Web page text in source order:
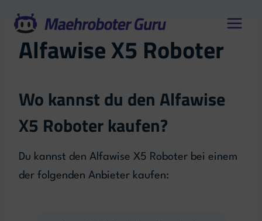
Inhalt
springenAlfawise X5 Roboter
Wo kannst du den Alfawise
X5 Roboter kaufen?
Du kannst den Alfawise X5 Roboter bei einem
der folgenden Anbieter kaufen: